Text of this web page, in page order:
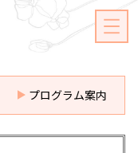
プログラム案内